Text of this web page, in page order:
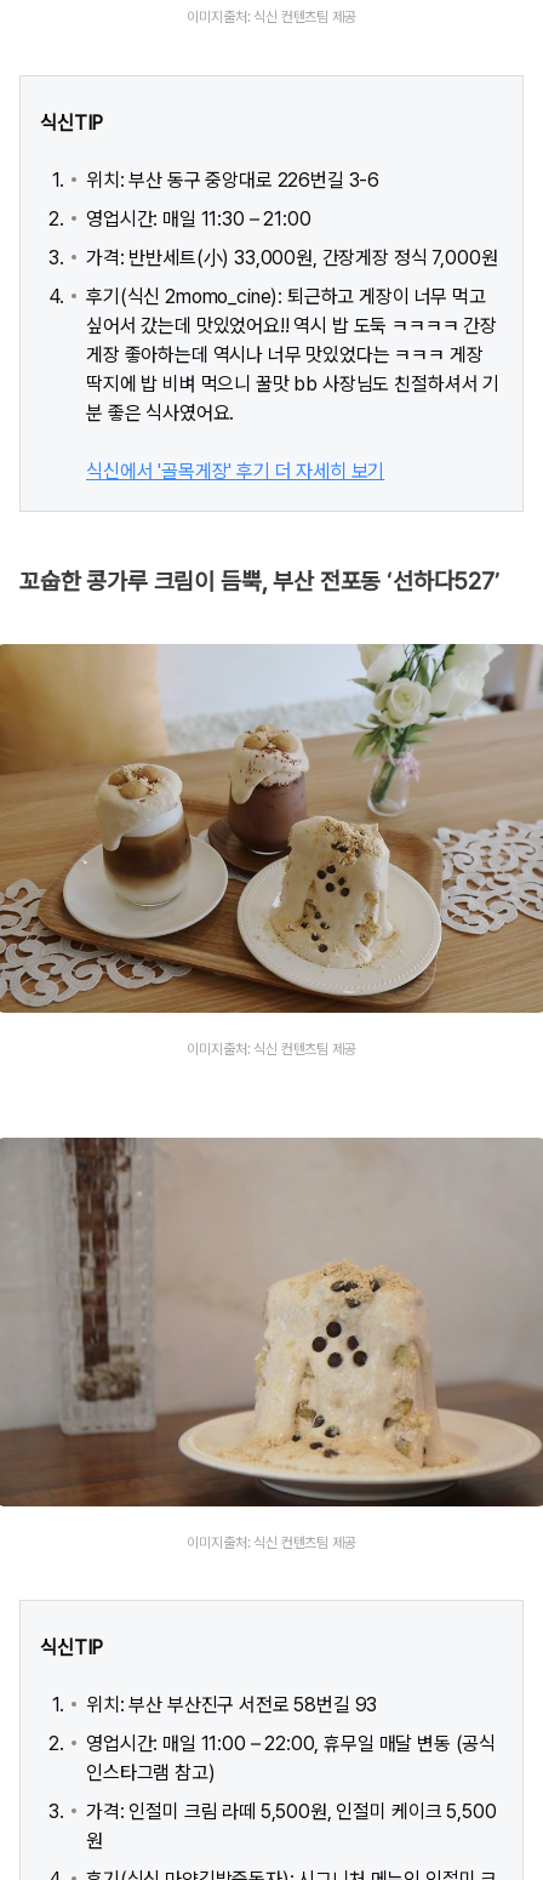
이미지출처: 식신 컨텐츠팀 제공
식신TIP
위치: 부산 동구 중앙대로 226번길 3-6
영업시간: 매일 11:30 – 21:00
가격: 반반세트(小) 33,000원, 간장게장 정식 7,000원
후기(식신 2momo_cine): 퇴근하고 게장이 너무 먹고
싶어서 갔는데 맛있었어요!! 역시 밥 도둑 ㅋㅋㅋㅋ 간장
게장 좋아하는데 역시나 너무 맛있었다는 ㅋㅋㅋ 게장
딱지에 밥 비벼 먹으니 꿀맛 bb 사장님도 친절하셔서 기
분 좋은 식사였어요.
식신에서 '골목게장' 후기 더 자세히 보기
꼬숩한 콩가루 크림이 듬뿍, 부산 전포동 ‘선하다527’
이미지출처: 식신 컨텐츠팀 제공
이미지출처: 식신 컨텐츠팀 제공
식신TIP
위치: 부산 부산진구 서전로 58번길 93
영업시간: 매일 11:00 – 22:00, 휴무일 매달 변동 (공식
인스타그램 참고)
가격: 인절미 크림 라떼 5,500원, 인절미 케이크 5,500
원